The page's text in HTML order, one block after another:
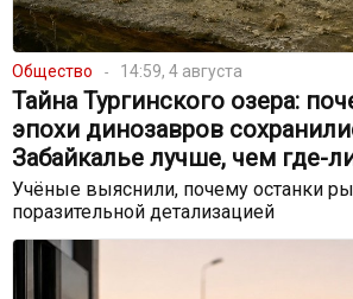
Общество 14:59, 4 августа
Тайна Тургинского озера:
эпохи динозавров
Забайкалье лучше, чем где-
Учёные выяснили, почему останки
поразительной детализацией